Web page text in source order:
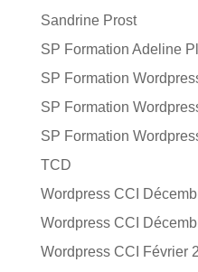
Sandrine Prost
SP Formation Adeline
SP Formation
SP Formation
SP Formation
TCD
Wordpress CCI
Wordpress CCI
Wordpress CCI Février